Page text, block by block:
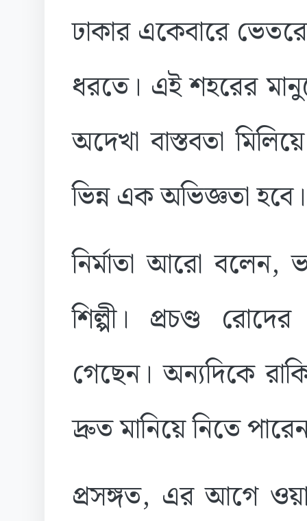
ঢাকার একেবারে
ধরতে। এই শহরের
অদেখা বাস্তবতা
ভিন্ন এক অভিজ্ঞতা হবে।
নির্মাতা আরো বলেন,
শিল্পী। প্রচণ্ড
গেছেন। অন্যদিকে
দ্রুত মানিয়ে নিতে
প্রসঙ্গত, এর আগে